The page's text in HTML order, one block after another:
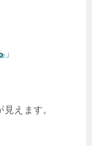
」
えます。